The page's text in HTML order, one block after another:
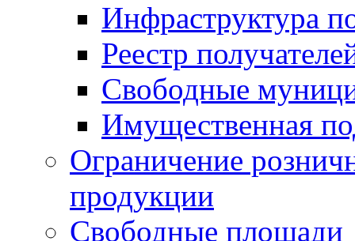
Инфраструктура
Реестр
Свободные
Имущественная
Ограничение
продукции
Свободные площади